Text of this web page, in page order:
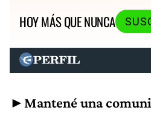
HOY MÁS QUE NUNCA
►Mantené una